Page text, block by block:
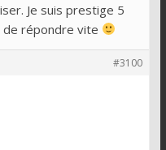
Je suis prestige 5
de répondre vite
#3100